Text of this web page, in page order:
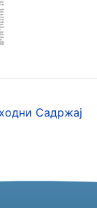
Садржај